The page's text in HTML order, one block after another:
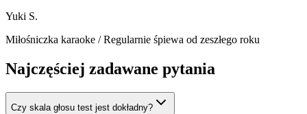
Yuki S.
Miłośniczka karaoke /Regularnie śpiewa od zeszłego roku
Najczęściej zadawane pytania
Czy skala głosu test jest dokładny?